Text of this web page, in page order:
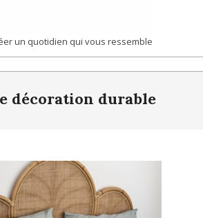
un quotidien qui vous ressemble
décoration durable